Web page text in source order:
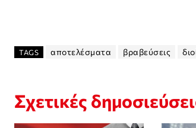
TAGS αποτελέσματα βραβεύσεις
Σχετικές